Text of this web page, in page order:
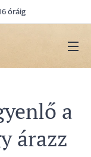
óráig
a
árazz